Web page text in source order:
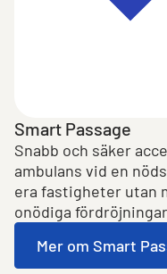
Smart Passage
Snabb och säker
ambulans vid en
era fastigheter utan
onödiga
Mer om Smart